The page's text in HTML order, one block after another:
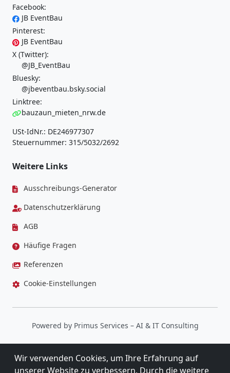
Facebook:
JB EventBau
Pinterest:
JB EventBau
X (Twitter):
@JB_EventBau
Bluesky:
@jbeventbau.bsky.social
Linktree:
bauzaun_mieten_nrw.de
USt-IdNr.: DE246977307
Steuernummer: 315/5032/2692
Weitere Links
Ausschreibungs-Generator
Datenschutzerklärung
AGB
Häufige Fragen
Referenzen
Cookie-Einstellungen
Powered by Primus Services – AI & IT Consulting
Wir verwenden Cookies, um Ihre Erfahrung auf
unserer Website zu verbessern. Durch die weitere